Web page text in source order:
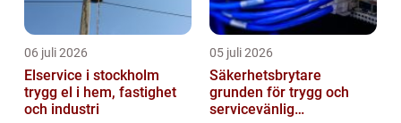
06 juli 2026
Elservice i stockholm
trygg el i hem, fastighet
och industri
05 juli 2026
Säkerhetsbrytare
grunden för trygg och
servicevänlig